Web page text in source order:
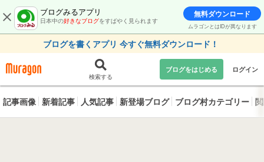
ブログみるアプリ
日本中の好きなブログをすばやく見られます
無料ダウンロード
ムラゴンとはIDが異なります
ブログを書くアプリ 今すぐ無料ダウンロード！
検索する
ブログをはじめる ログイン
記事画像 新着記事 人気記事 新登場ブログ ブログ村カテゴリー